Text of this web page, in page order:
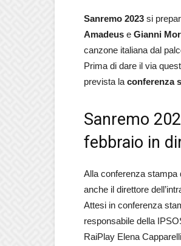
Sanremo 2023 si
Amadeus e Gianni
canzone italiana dal
Prima di dare il via
prevista la conferenza
Sanremo
febbraio in
Alla conferenza stampa
anche il direttore
Attesi in conferenza
responsabile della
RaiPlay Elena